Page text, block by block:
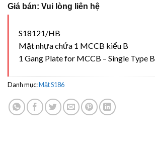
Giá bán: Vui lòng liên hệ
S18121/HB
Mặt nhựa chứa 1 MCCB kiểu B
1 Gang Plate for MCCB – Single Type B
Danh mục:Mặt S186